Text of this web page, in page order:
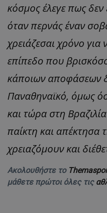
κόσμος έλεγε πως δεν
όταν περνάς έναν
χρειάζεσαι χρόνο για
επίπεδο που
κάποιων αποφάσεων
Παναθηναϊκό, όμως
και τώρα στη
παίκτη και
χρειαζόμουν και
Ακολουθήστε το
μάθετε πρώτοι όλες τις